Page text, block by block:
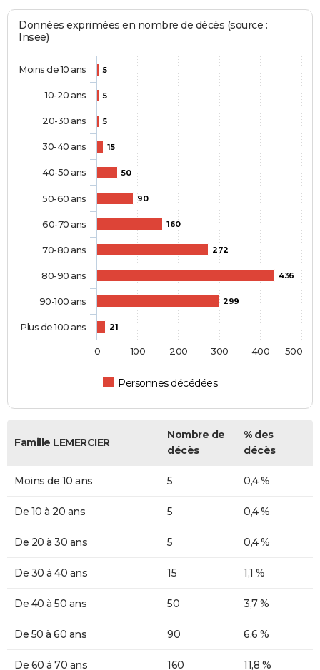
Données exprimées en nombre de décès (source :
Insee)
5
5
5
15
50
90
160
272
436
299
21
Personnes décédées
Moins de 10 ans
10-20 ans
20-30 ans
30-40 ans
40-50 ans
50-60 ans
60-70 ans
70-80 ans
80-90 ans
90-100 ans
Plus de 100 ans
0 100 200 300 400 500
Famille LEMERCIER
Nombre de
décès
% des
décès
Moins de 10 ans 5 0,4 %
De 10 à 20 ans 5 0,4 %
De 20 à 30 ans 5 0,4 %
De 30 à 40 ans 15 1,1 %
De 40 à 50 ans 50 3,7 %
De 50 à 60 ans 90 6,6 %
De 60 à 70 ans 160 11,8 %